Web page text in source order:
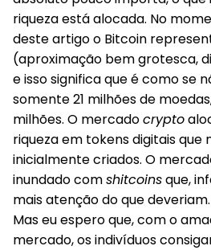
riqueza está alocada. No
deste artigo o Bitcoin
(aproximação bem grotesca,
e isso significa que é como se
somente 21 milhões de
milhões. O mercadocrypto
riqueza em tokens digitais que
inicialmente criados. O
inundado comshitcoinsque,
mais atenção do que deveriam.
Mas eu espero que, com o
mercado, os indivíduos